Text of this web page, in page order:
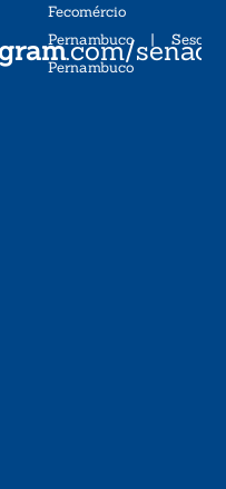
.com/
Fecomércio
Pernambuco| Sesc
Pernambuco